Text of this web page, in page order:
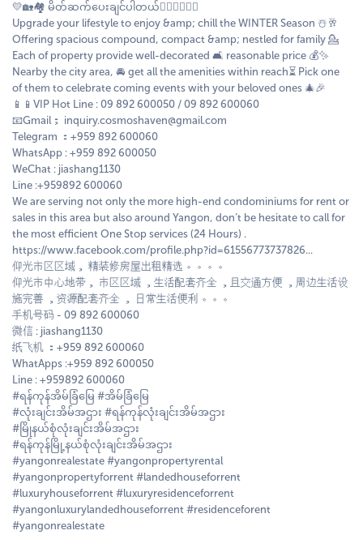
💛🏡🏘 မိတ်ဆက်ပေးချင်ပါတယ်🤵🏻‍♂️🤵🏻‍♀️
Upgrade your lifestyle to enjoy &amp; chill the WINTER Season ☃️🥂
Offering spacious compound, compact &amp; nestled for family 💁
Each of property provide well-decorated 🛋️ reasonable price 💰✨
Nearby the city area, 🚘 get all the amenities within reach⏳ Pick one
of them to celebrate coming events with your beloved ones 🎄🎉
📱📱VIP Hot Line : 09 892 600050 / 09 892 600060
📧Gmail； inquiry.cosmoshaven@gmail.com
Telegram ：+959 892 600060
WhatsApp : +959 892 600050
WeChat : jiashang1130
Line :+959892 600060
We are serving not only the more high-end condominiums for rent or
sales in this area but also around Yangon, don’t be hesitate to call for
the most efficient One Stop services (24 Hours) .
https://www.facebook.com/profile.php?id=61556773737826...
仰光市区区域， 精装修房屋出租精选 。。。。
仰光市中心地带， 市区区域 ，生活配套齐全 ，且交通方便 ，周边生活设
施完善 ，资源配套齐全 ， 日常生活便利 。。。
手机号码 - 09 892 600060
微信 : jiashang1130
纸飞机 ：+959 892 600060
WhatApps :+959 892 600050
Line : +959892 600060
#ရန်ကုန်အိမ်ခြံမြေ #အိမ်ခြံမြေ
#လုံးချင်းအိမ်အဌား #ရန်ကုန်လုံးချင်းအိမ်အဌား
#မြိုနယ်စုံလုံးချင်းအိမ်အဌား
#ရန်ကုန်မြို့နယ်စုံလုံးချင်းအိမ်အဌား
#yangonrealestate #yangonpropertyrental
#yangonpropertyforrent #landedhouseforrent
#luxuryhouseforrent #luxuryresidenceforrent
#yangonluxurylandedhouseforrent #residenceforent
#yangonrealestate